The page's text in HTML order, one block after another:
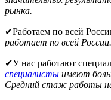
рынка.
✔Работаем по всей
работает по всей России.
✔У нас работают
специалисты имеют
Средний стаж работы